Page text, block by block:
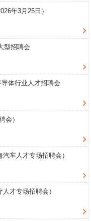
年3月25日）
型招聘会
体行业人才招聘会
会）
车人才专场招聘会）
才专场招聘会）